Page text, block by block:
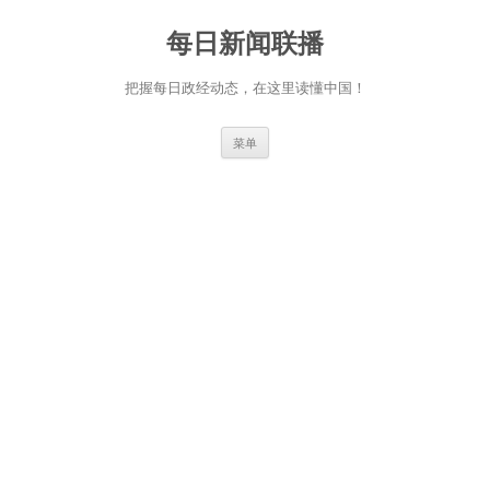
每日新闻联播
把握每日政经动态，在这里读懂中国！
菜单